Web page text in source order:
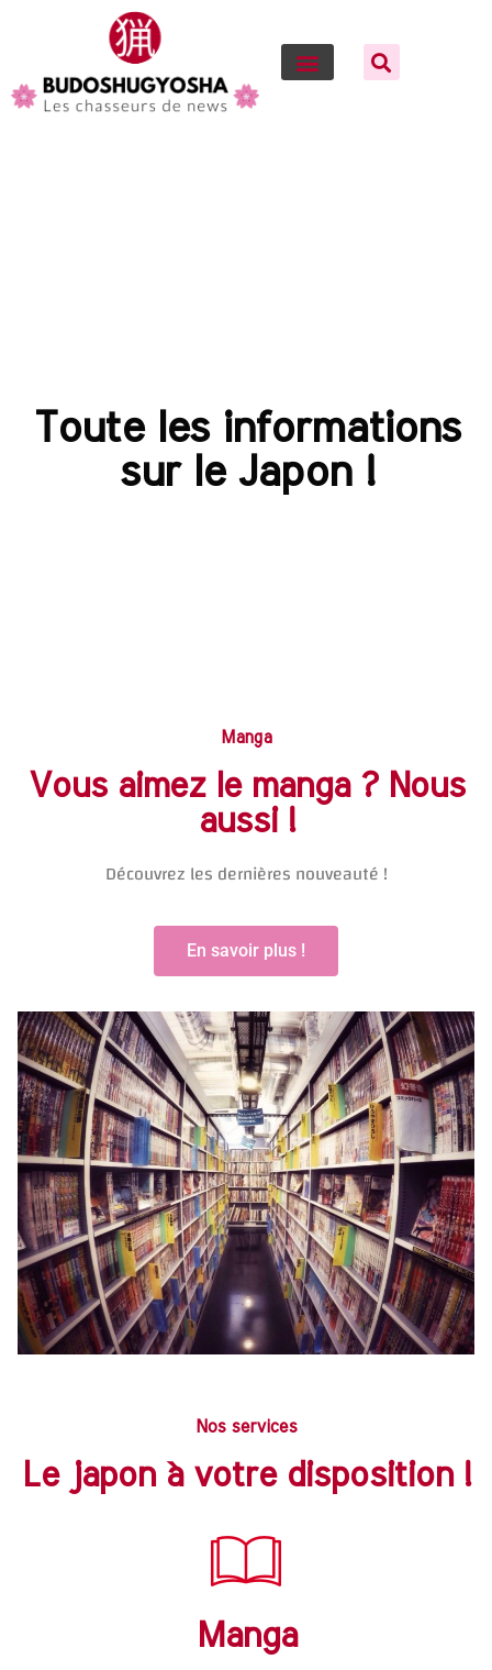
Toute les informations
sur le Japon !
Manga
Vous aimez le manga ? Nous
aussi !
Découvrez les dernières nouveauté !
En savoir plus !
Nos services
Le japon à votre disposition !
Manga